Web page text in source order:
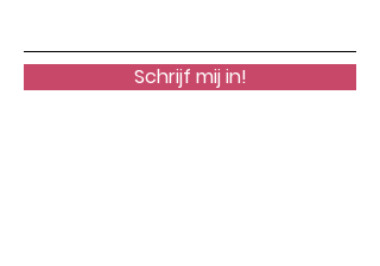
Schrijf mij in!